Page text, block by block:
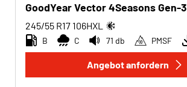
GoodYear Vector 4Seasons Gen-3
245/55 R17 106HXL
B C 71 db PMSF
Angebot anfordern